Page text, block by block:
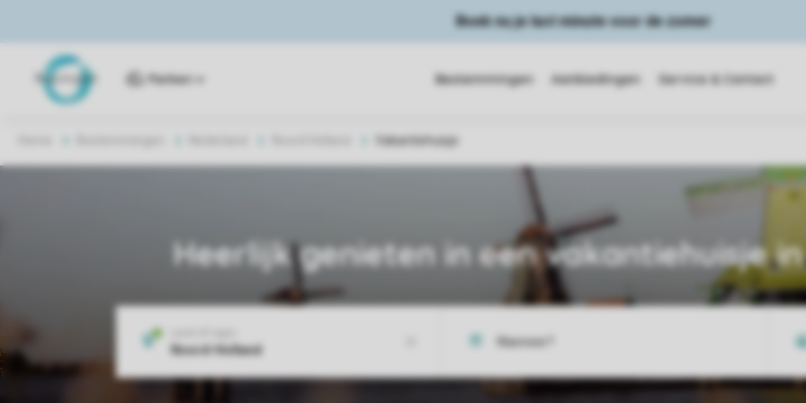
Boek nu je last minute voor de zomer
Parken Bestemmingen Aanbiedingen Service & Contact
Vakantiehuisje